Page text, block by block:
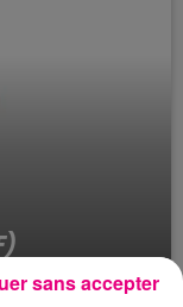
: Inspecteur
sans accepter